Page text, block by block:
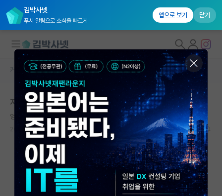
김박사넷
푸시 알림으로 소식을 빠르게
앱으로 보기 닫기
대학원생 모집
국내대학원 정보
연구실&오픈랩
커뮤니티
커뮤니티 홈
전체글보기
커뮤니티 홈 자유 게시판(아무개랩)
지도 교수님께 이런 감정이 들어도 되는지
엉뚱한 아담 스미스
2024.12.17 15 23740